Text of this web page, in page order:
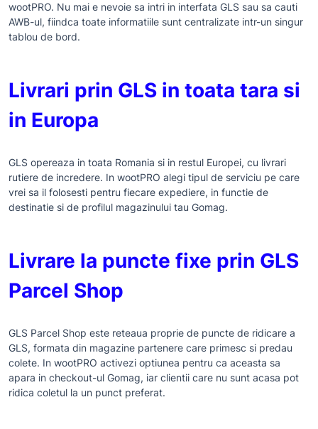
wootPRO. Nu mai e nevoie sa intri in interfata GLS sau sa cauti
AWB-ul, fiindca toate informatiile sunt centralizate intr-un singur
tablou de bord.
Livrari prin GLS in toata tara si
in Europa
GLS opereaza in toata Romania si in restul Europei, cu livrari
rutiere de incredere. In wootPRO alegi tipul de serviciu pe care
vrei sa il folosesti pentru fiecare expediere, in functie de
destinatie si de profilul magazinului tau Gomag.
Livrare la puncte fixe prin GLS
Parcel Shop
GLS Parcel Shop este reteaua proprie de puncte de ridicare a
GLS, formata din magazine partenere care primesc si predau
colete. In wootPRO activezi optiunea pentru ca aceasta sa
apara in checkout-ul Gomag, iar clientii care nu sunt acasa pot
ridica coletul la un punct preferat.